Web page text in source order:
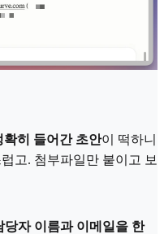
확히 들어간 초안이 떡하니
고. 첨부파일만 붙이고 보
당자 이름과 이메일을 한